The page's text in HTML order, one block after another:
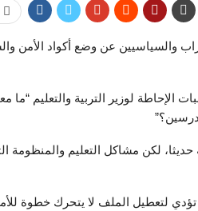
والسياسيين عن وضع أكواد الأمن
لوزير التربية والتعليم “ما
لكن مشاكل التعليم والمنظومة
تؤدي لتعطيل الملف لا يتحرك خطوة